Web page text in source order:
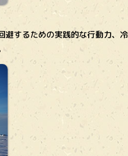
避するための実践的な行動力、